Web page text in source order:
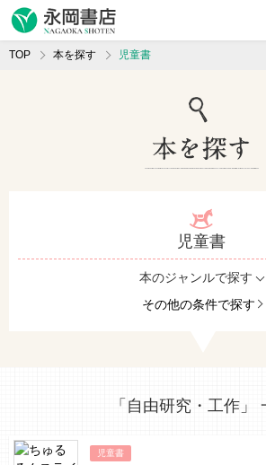
TOP 本を探す 児童書
児童書
本のジャンルで探す
その他の条件で探す
「自由研究・工作」
児童書